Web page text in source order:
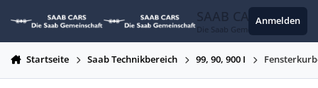
SAAB CARS
Die Saab Gemeinschaft
Anmelden
Startseite Saab Technikbereich 99, 90, 900 I